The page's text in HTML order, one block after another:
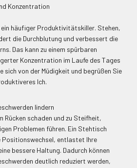
Konzentration
häufiger Produktivitätskiller. Stehen,
die Durchblutung und verbessert die
Das kann zu einem spürbaren
Konzentration im Laufe des Tages
sich von der Müdigkeit und begrüßen Sie
Ich.
lindern
Rücken schaden und zu Steifheit,
Problemen führen. Ein Stehtisch
Positionswechsel, entlastet Ihre
bessere Haltung. Dadurch können
deutlich reduziert werden,